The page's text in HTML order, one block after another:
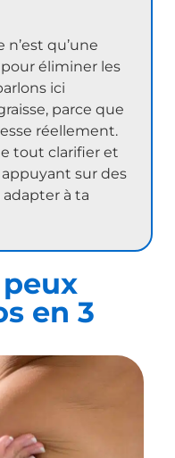
qu’une
éliminer les
ici
parce que
réellement.
tout clarifier et
sur des
à ta
en 3